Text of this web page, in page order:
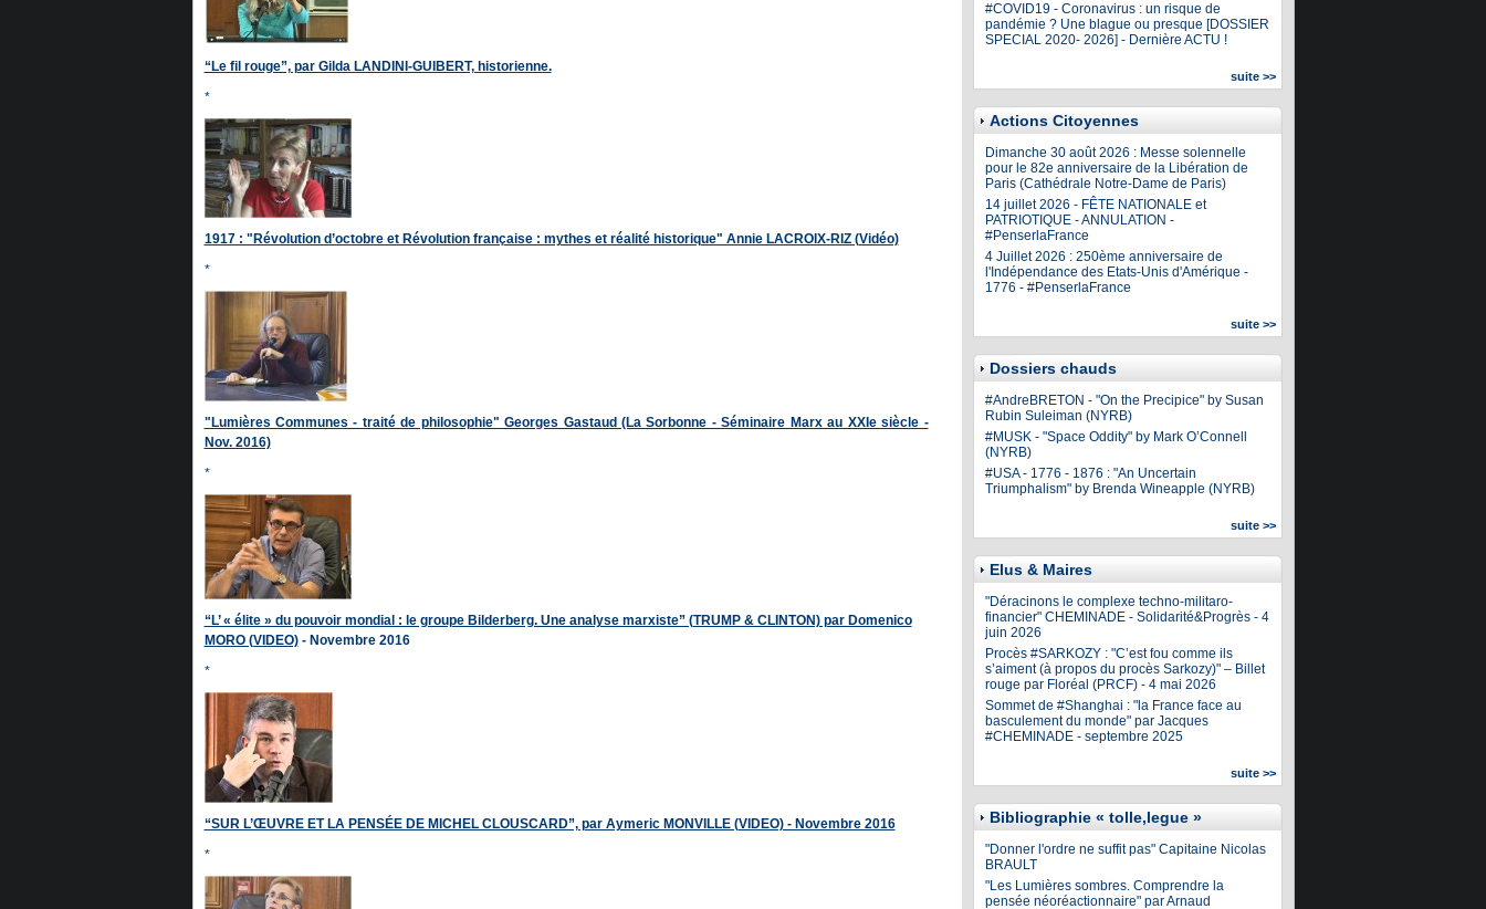
“Le fil rouge”, par Gilda LANDINI-GUIBERT, historienne.
*
1917 : "Révolution d’octobre et Révolution française : mythes et réalité historique" Annie LACROIX-RIZ (Vidéo)
*
"Lumières Communes - traité de philosophie" Georges Gastaud (La Sorbonne - Séminaire Marx au XXIe siècle -
Nov. 2016)
*
“L’ « élite » du pouvoir mondial : le groupe Bilderberg. Une analyse marxiste” (TRUMP & CLINTON) par Domenico
MORO (VIDEO)- Novembre 2016
*
“SUR L’ŒUVRE ET LA PENSÉE DE MICHEL CLOUSCARD”, par Aymeric MONVILLE (VIDEO) - Novembre 2016
*
#COVID19 - Coronavirus : un risque de
pandémie ? Une blague ou presque [DOSSIER
SPECIAL 2020- 2026] - Dernière ACTU !
suite >>
Actions Citoyennes
Dimanche 30 août 2026 : Messe solennelle
pour le 82e anniversaire de la Libération de
Paris (Cathédrale Notre-Dame de Paris)
14 juillet 2026 - FÊTE NATIONALE et
PATRIOTIQUE - ANNULATION -
#PenserlaFrance
4 Juillet 2026 : 250ème anniversaire de
l'Indépendance des Etats-Unis d'Amérique -
1776 - #PenserlaFrance
suite >>
Dossiers chauds
#AndreBRETON - "On the Precipice" by Susan
Rubin Suleiman (NYRB)
#MUSK - "Space Oddity" by Mark O’Connell
(NYRB)
#USA - 1776 - 1876 : "An Uncertain
Triumphalism" by Brenda Wineapple (NYRB)
suite >>
Elus & Maires
"Déracinons le complexe techno-militaro-
financier" CHEMINADE - Solidarité&Progrès - 4
juin 2026
Procès #SARKOZY : "C’est fou comme ils
s’aiment (à propos du procès Sarkozy)" – Billet
rouge par Floréal (PRCF) - 4 mai 2026
Sommet de #Shanghai : "la France face au
basculement du monde" par Jacques
#CHEMINADE - septembre 2025
suite >>
Bibliographie « tolle,legue »
"Donner l'ordre ne suffit pas" Capitaine Nicolas
BRAULT
"Les Lumières sombres. Comprendre la
pensée néoréactionnaire" par Arnaud